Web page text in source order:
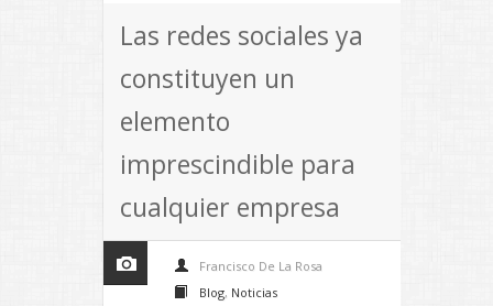
Las redes sociales ya
constituyen un
elemento
imprescindible para
cualquier empresa
Francisco De La Rosa
Blog, Noticias